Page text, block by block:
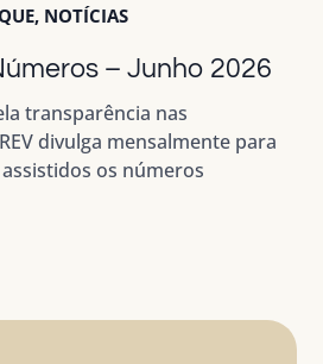
– Junho 2026
, NOTÍCIAS
transparência nas
divulga mensalmente para
os números